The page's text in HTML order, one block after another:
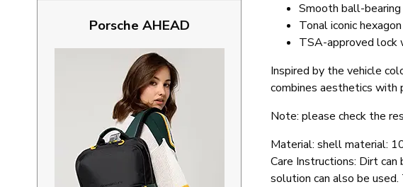
Porsche AHEAD
Smooth ball-
Tonal iconic
TSA-approved lock
Inspired by the vehicle
combines aesthetics with
Note: please check the
Material: shell material:
Care Instructions: Dirt can
solution can also be